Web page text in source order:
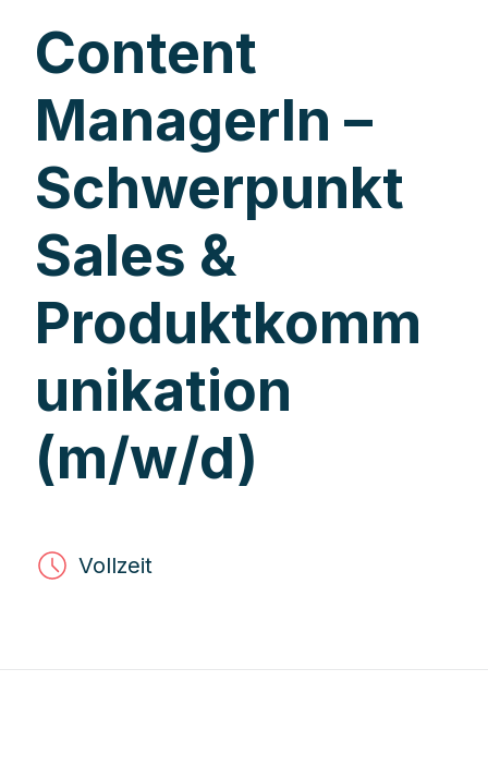
Content
ManagerIn –
Schwerpunkt
Sales &
Produktkomm
unikation
(m/w/d)
Vollzeit